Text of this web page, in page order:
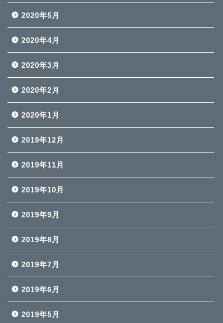
2020年5月
2020年4月
2020年3月
2020年2月
2020年1月
2019年12月
2019年11月
2019年10月
2019年9月
2019年8月
2019年7月
2019年6月
2019年5月